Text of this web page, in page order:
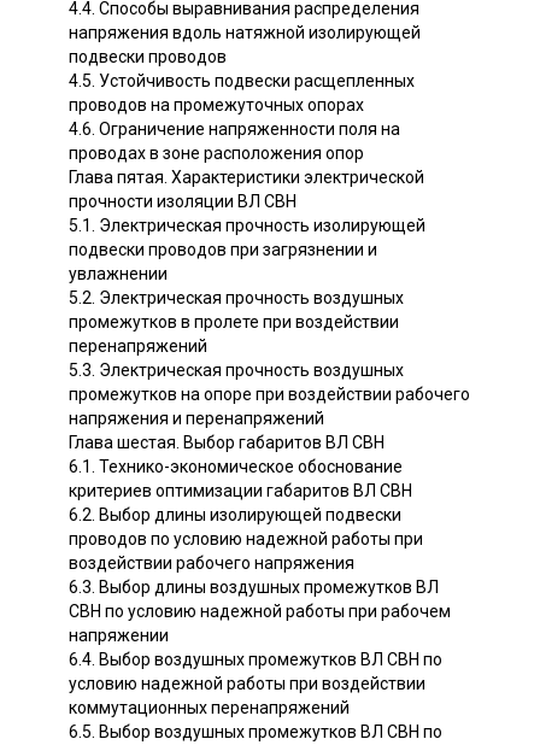
4.4. Способы выравнивания распределения
напряжения вдоль натяжной изолирующей
подвески проводов
4.5. Устойчивость подвески расщепленных
проводов на промежуточных опорах
4.6. Ограничение напряженности поля на
проводах в зоне расположения опор
Глава пятая. Характеристики электрической
прочности изоляции ВЛ СВН
5.1. Электрическая прочность изолирующей
подвески проводов при загрязнении и
увлажнении
5.2. Электрическая прочность воздушных
промежутков в пролете при воздействии
перенапряжений
5.3. Электрическая прочность воздушных
промежутков на опоре при воздействии рабочего
напряжения и перенапряжений
Глава шестая. Выбор габаритов ВЛ СВН
6.1. Технико-экономическое обоснование
критериев оптимизации габаритов ВЛ СВН
6.2. Выбор длины изолирующей подвески
проводов по условию надежной работы при
воздействии рабочего напряжения
6.3. Выбор длины воздушных промежутков ВЛ
СВН по условию надежной работы при рабочем
напряжении
6.4. Выбор воздушных промежутков ВЛ СВН по
условию надежной работы при воздействии
коммутационных перенапряжений
6.5. Выбор воздушных промежутков ВЛ СВН по